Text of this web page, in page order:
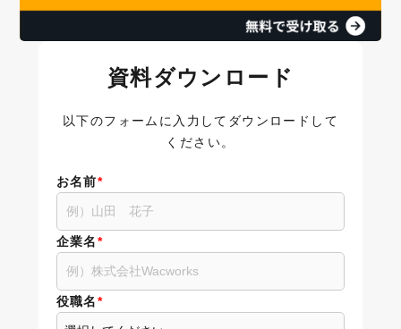
資料ダウンロード
以下のフォームに入力してダウンロードして
ください。
お名前*
企業名*
役職名*